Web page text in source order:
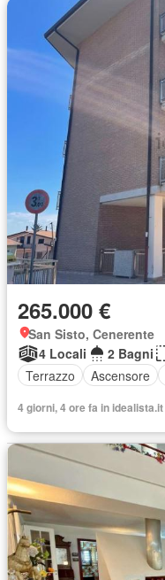
265.000 €
San Sisto, Cenerente
4 Locali
2 Bagni
Terrazzo
Ascensore
4 giorni, 4 ore fa in idealista.it